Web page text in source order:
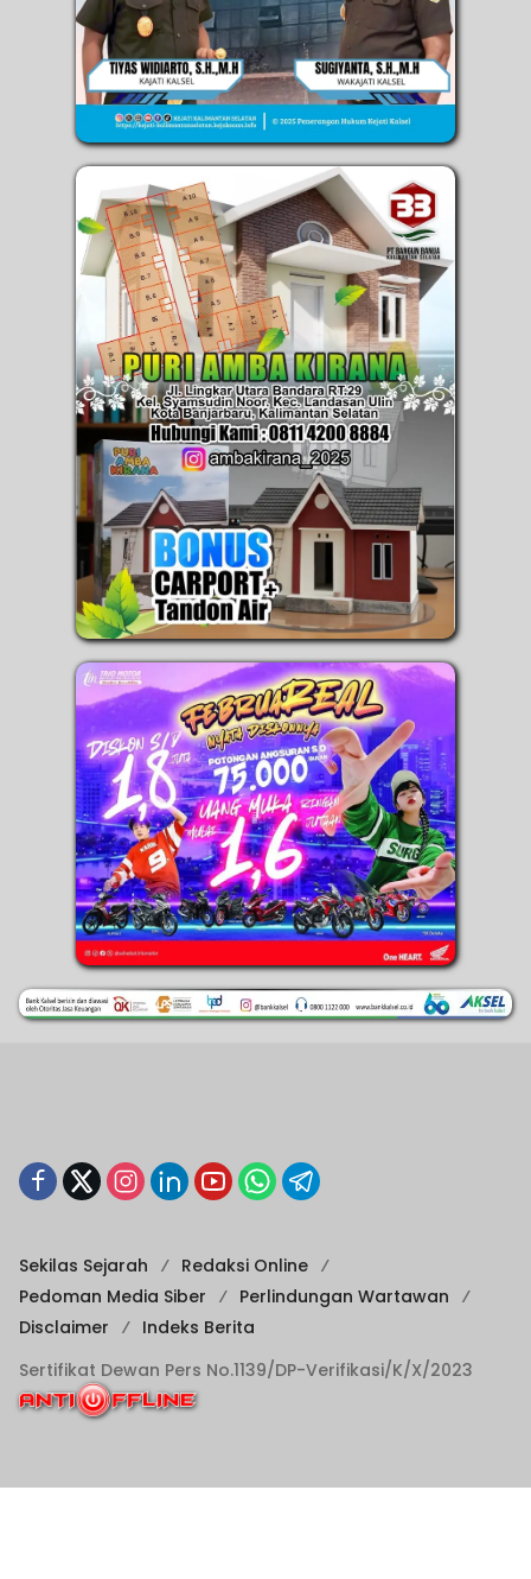
Sekilas Sejarah
Redaksi Online
Pedoman Media Siber
Perlindungan Wartawan
Disclaimer
Indeks Berita
Sertifikat Dewan Pers No.1139/DP-Verifikasi/K/X/2023